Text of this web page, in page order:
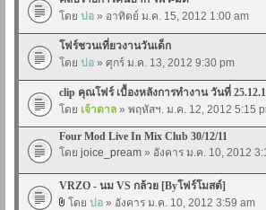
โดย ปอ » อาทิตย์ ม.ค. 15, 2012 1:00 am
โฟร์ชวนเที่ยวงานวันเด็ก
โดย ปอ » ศุกร์ ม.ค. 13, 2012 9:30 pm
clip คุณโฟร์ เบื้องหลังการทำงาน วันที่
โดย เจ้าตาล » พฤหัสฯ. ม.ค. 12, 2012 5:15
Four Mod Live In Mix Club 30/12/11
โดย joice_pream » อังคาร ม.ค. 10, 2012
VRZO - นม VS กล้วย [Byโฟร์โมสต์]
โดย ปอ » อังคาร ม.ค. 10, 2012 3:59 am